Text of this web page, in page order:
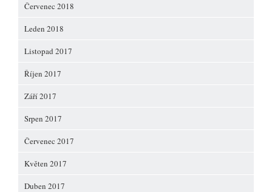
Červenec 2018
Leden 2018
Listopad 2017
Říjen 2017
Září 2017
Srpen 2017
Červenec 2017
Květen 2017
Duben 2017